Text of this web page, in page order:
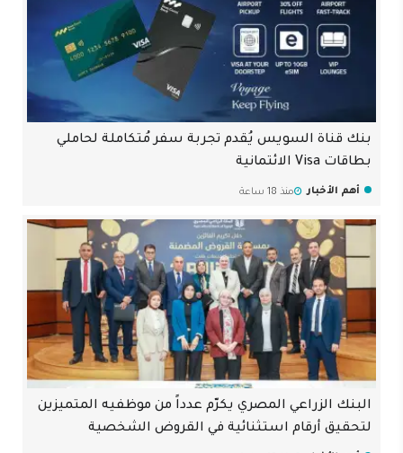
بنك قناة السويس يُقدم تجربة سفر مُتكاملة لحاملي
بطاقات Visa الائتمانية
أهم الأخبار منذ 18 ساعة
البنك الزراعي المصري يكرّم عدداً من موظفيه المتميزين
لتحقيق أرقام استثنائية في القروض الشخصية